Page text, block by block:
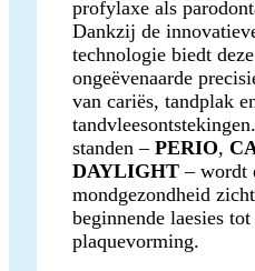
profylaxe als
Dankzij de
technologie biedt
ongeëvenaarde
van cariës, tandplak
standen – PERIO,
DAYLIGHT – wordt
mondgezondheid
beginnende laesies tot
plaquevorming.